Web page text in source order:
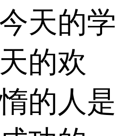
天的学
的欢
的人是